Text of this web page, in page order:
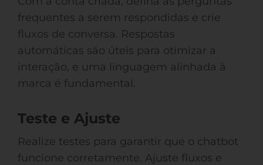
frequentes a serem respondidas e crie
fluxos de conversa. Respostas
automáticas são úteis para otimizar a
interação, e uma linguagem alinhada à
marca é fundamental.
Teste e Ajuste
Realize testes para garantir que o chatbot
funcione corretamente. Ajuste fluxos e